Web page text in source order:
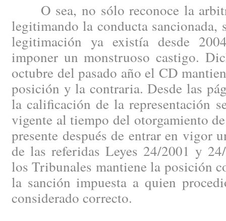
O sea, no sólo reconoce la
legitimando la conducta sancionada,
legitimación ya existía desde
imponer un monstruoso castigo.
octubre del pasado año el CD
posición y la contraria. Desde las
la calificación de la representación
vigente al tiempo del otorgamiento
presente después de entrar en vigor
de las referidas Leyes 24/2001 y
los Tribunales mantiene la posición
la sanción impuesta a quien
considerado correcto.